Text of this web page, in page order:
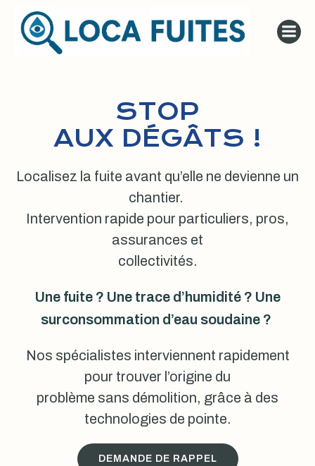
au
contenu
STOP
AUX DÉGÂTS !
Localisez la fuite avant qu’elle ne devienne un
chantier.
Intervention rapide pour particuliers, pros,
assurances et
collectivités.
Une fuite ? Une trace d’humidité ? Une
surconsommation d’eau soudaine ?
Nos spécialistes interviennent rapidement
pour trouver l’origine du
problème sans démolition, grâce à des
technologies de pointe.
DEMANDE DE RAPPEL